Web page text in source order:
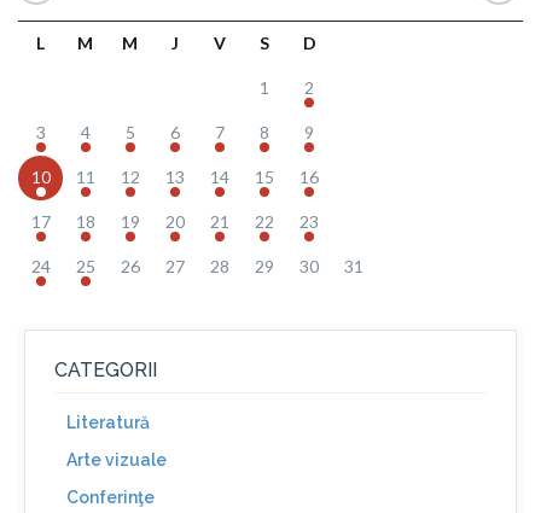
L M M J V S D
1 2
3 4 5 6 7 8 9
10 11 12 13 14 15 16
17 18 19 20 21 22 23
24 25 26 27 28 29 30 31
CATEGORII
Literatură
Arte vizuale
Conferinţe